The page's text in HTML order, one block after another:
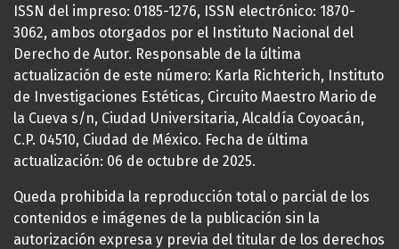
ISSN del impreso: 0185-1276, ISSN electrónico: 1870-
3062, ambos otorgados por el Instituto Nacional del
Derecho de Autor. Responsable de la última
actualización de este número: Karla Richterich, Instituto
de Investigaciones Estéticas, Circuito Maestro Mario de
la Cueva s/n, Ciudad Universitaria, Alcaldía Coyoacán,
C.P. 04510, Ciudad de México. Fecha de última
actualización: 06 de octubre de 2025.
Queda prohibida la reproducción total o parcial de los
contenidos e imágenes de la publicación sin la
autorización expresa y previa del titular de los derechos